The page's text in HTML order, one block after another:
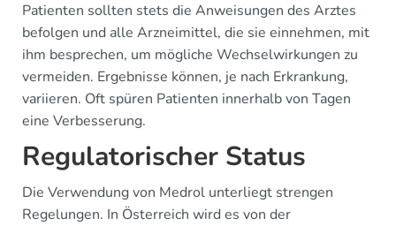
Patienten sollten stets die Anweisungen des Arztes
befolgen und alle Arzneimittel, die sie einnehmen, mit
ihm besprechen, um mögliche Wechselwirkungen zu
vermeiden. Ergebnisse können, je nach Erkrankung,
variieren. Oft spüren Patienten innerhalb von Tagen
eine Verbesserung.
Regulatorischer Status
Die Verwendung von Medrol unterliegt strengen
Regelungen. In Österreich wird es von der